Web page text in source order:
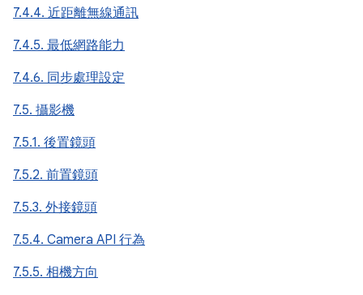
7.4.4. 近距離無線通訊
7.4.5. 最低網路能力
7.4.6. 同步處理設定
7.5. 攝影機
7.5.1. 後置鏡頭
7.5.2. 前置鏡頭
7.5.3. 外接鏡頭
7.5.4. Camera API 行為
7.5.5. 相機方向